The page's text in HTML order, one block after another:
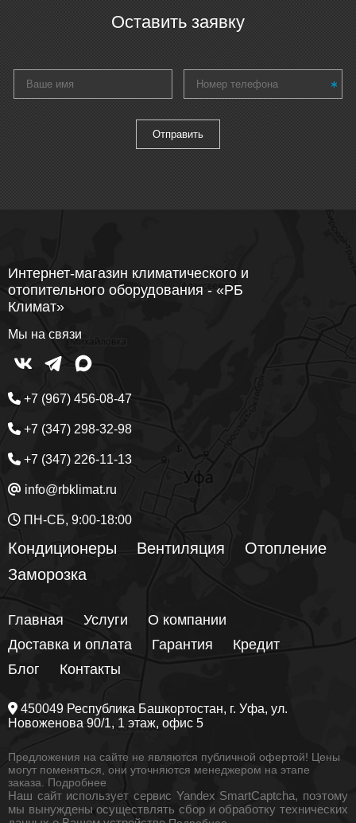
Оставить заявку
Интернет-магазин климатического и
отопительного оборудования - «РБ
Климат»
Мы на связи
+7 (967) 456-08-47
+7 (347) 298-32-98
+7 (347) 226-11-13
info@rbklimat.ru
ПН-СБ, 9:00-18:00
Кондиционеры Вентиляция
Отопление
Заморозка
Главная Услуги
О компании
Доставка и оплата
Гарантия
Кредит
Блог
Контакты
450049 Республика Башкортостан, г. Уфа, ул.
Новоженова 90/1, 1 этаж, офис 5
Предложения на сайте не являются публичной офертой! Цены
могут поменяться, они уточняются менеджером на этапе
заказа. Подробнее
Наш сайт использует сервис Yandex SmartCaptcha, поэтому
мы вынуждены осуществлять сбор и обработку технических